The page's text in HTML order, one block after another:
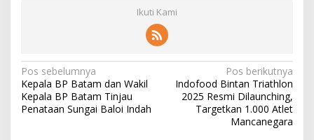
Ikuti Kami
N
a
v
Pos sebelumnya
Kepala BP Batam dan Wakil
Kepala BP Batam Tinjau
Penataan Sungai Baloi Indah
Pos berikutnya
Indofood Bintan Triathlon
2025 Resmi Dilaunching,
Targetkan 1.000 Atlet
Mancanegara